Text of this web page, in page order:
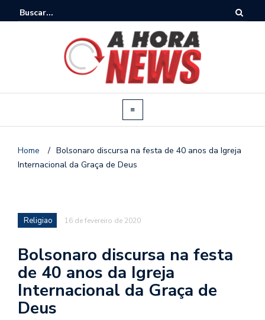
Home / Bolsonaro discursa na festa de 40 anos da Igreja
Internacional da Graça de Deus
Religiao 16 de fevereiro de 2020
Bolsonaro discursa na festa
de 40 anos da Igreja
Internacional da Graça de
Deus